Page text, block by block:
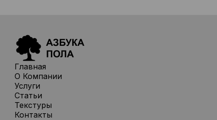
Главная
О Компании
Услуги
Статьи
Текстуры
Контакты